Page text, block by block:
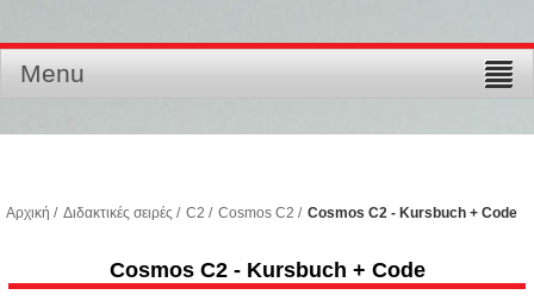
Menu
Αρχική / Διδακτικές σειρές / C2 / Cosmos C2 / Cosmos C2 - Kursbuch + Code
Cosmos C2 - Kursbuch + Code